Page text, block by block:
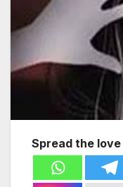
Spread the love